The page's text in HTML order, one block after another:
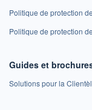
Politique de protection
Politique de protection
Guides et
Solutions pour la